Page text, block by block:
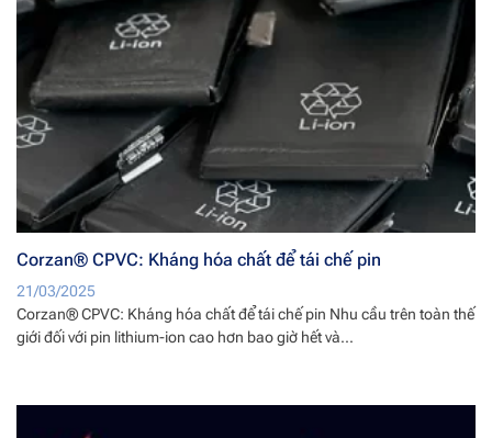
Corzan® CPVC: Kháng hóa chất để tái chế pin
21/03/2025
Corzan® CPVC: Kháng hóa chất để tái chế pin Nhu cầu trên toàn thế
giới đối với pin lithium-ion cao hơn bao giờ hết và...